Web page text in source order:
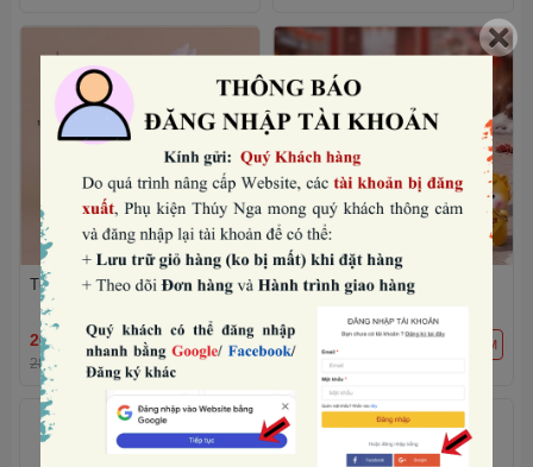
Tượng ngựa có cánh-TRẮNG.
26.880₫
28.000₫ -4%
THÊM
Set nhựa đặc- 5 tượng bé
30.720₫
32.000₫
THÊM